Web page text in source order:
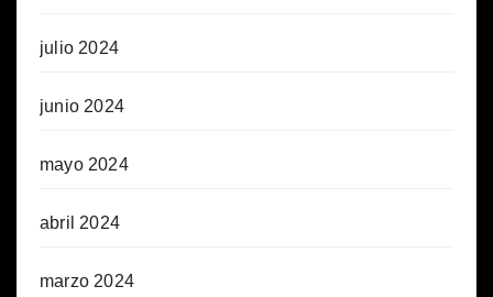
julio 2024
junio 2024
mayo 2024
abril 2024
marzo 2024